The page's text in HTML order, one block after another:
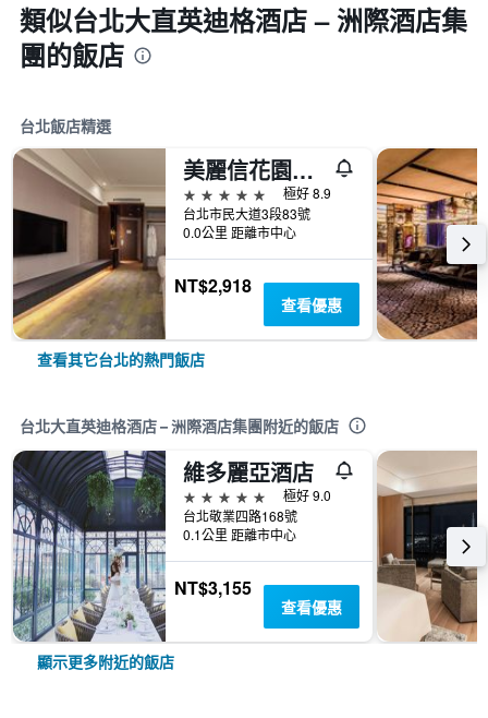
類似台北大直英迪格酒店 – 洲際酒店集
團的飯店
台北飯店精選
美麗信花園酒店
5星級
極好 8.9
台北市民大道3段83號
0.0公里 距離市中心
NT$2,918
查看優惠
查看其它台北的熱門飯店
台北大直英迪格酒店 – 洲際酒店集團附近的飯店
維多麗亞酒店
5星級
極好 9.0
台北敬業四路168號
0.1公里 距離市中心
NT$3,155
查看優惠
顯示更多附近的飯店